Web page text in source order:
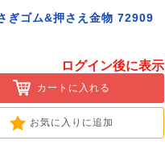
ぎゴム&押さえ金物 72909
ログイン後に表示
カートに入れる
お気に入りに追加